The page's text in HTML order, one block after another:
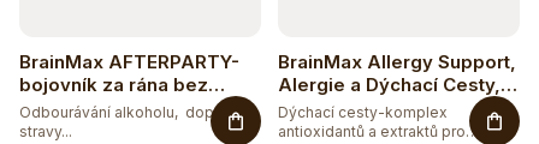
BrainMax AFTERPARTY-
bojovník za rána bez
těžkých kocovin - 80
vegan kapslí
Odbourávání alkoholu, doplněk
stravy...
BrainMax Allergy Support,
Alergie a Dýchací Cesty,
90 rostlinných kapslí
Dýchací cesty-komplex
antioxidantů a extraktů pro